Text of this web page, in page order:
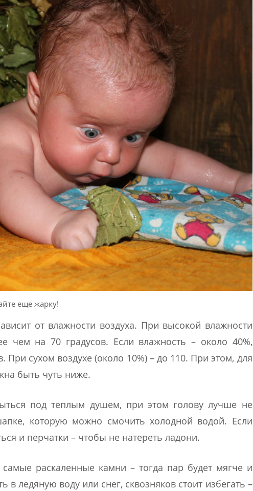
еще жарку!
от влажности воздуха. При высокой влажности
чем на 70 градусов. Если влажность – около 40%,
При сухом воздухе (около 10%) – до 110. При этом, для
быть чуть ниже.
под теплым душем, при этом голову лучше не
которую можно смочить холодной водой. Если
и перчатки – чтобы не натереть ладони.
раскаленные камни – тогда пар будет мягче и
ледяную воду или снег, сквозняков стоит избегать –